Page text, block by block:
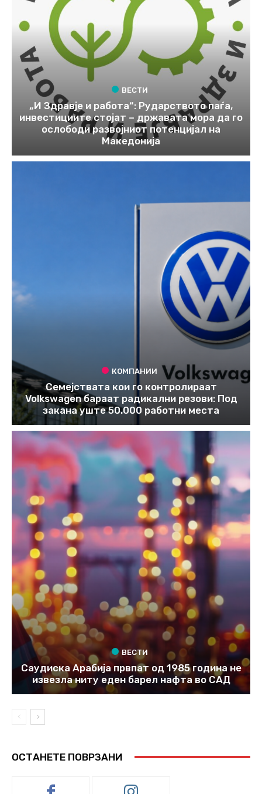
ВЕСТИ
„И Здравје и работа“: Рударството паѓа,
инвестициите стојат – државата мора да го
ослободи развојниот потенцијал на
Македонија
КОМПАНИИ
Семејствата кои го контролираат
Volkswagen бараат радикални резови: Под
закана уште 50.000 работни места
ВЕСТИ
Саудиска Арабија првпат од 1985 година не
извезла ниту еден барел нафта во САД
ОСТАНЕТЕ ПОВРЗАНИ